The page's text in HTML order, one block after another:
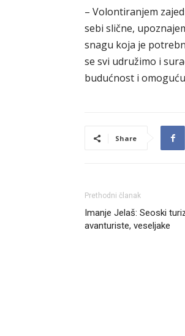
– Volontiranjem
sebi slične,
snagu koja je
se svi udružimo i
budućnost i
Share
Prethodni članak
Imanje Jelaš: Seoski
avanturiste, veseljake